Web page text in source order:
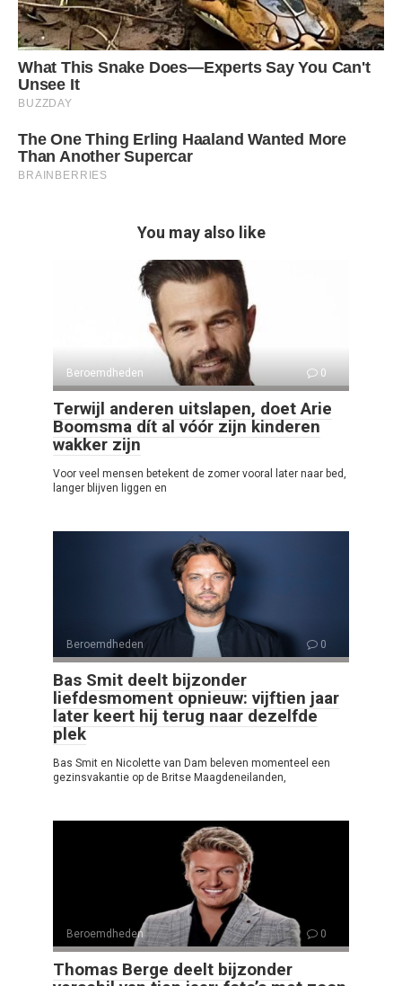
You may also like
Beroemdheden 0
Terwijl anderen uitslapen, doet Arie
Boomsma dít al vóór zijn kinderen
wakker zijn
Voor veel mensen betekent de zomer vooral later naar bed,
langer blijven liggen en
Beroemdheden 0
Bas Smit deelt bijzonder
liefdesmoment opnieuw: vijftien jaar
later keert hij terug naar dezelfde
plek
Bas Smit en Nicolette van Dam beleven momenteel een
gezinsvakantie op de Britse Maagdeneilanden,
Beroemdheden 0
Thomas Berge deelt bijzonder